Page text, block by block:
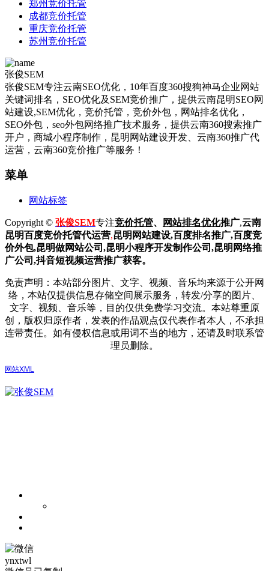
郑州竞价托管
成都竞价托管
重庆竞价托管
苏州竞价托管
张俊SEM
张俊SEM专注云南SEO优化，10年百度360搜狗神马企业网站
关键词排名，SEO优化及SEM竞价推广，提供云南昆明SEO网
站建设,SEM优化，竞价托管，竞价外包，网站排名优化，
SEO外包，seo外包网络推广技术服务，提供云南360搜索推广
开户，商城小程序制作，昆明网站建设开发、云南360推广代
运营，云南360竞价推广等服务！
菜单
网站标签
Copyright © 张俊SEM专注竞价托管、 网站排名优化推广,云南
昆明百度竞价托管代运营,昆明网站建设,百度排名推广,百度竞
价外包,昆明做网站公司,昆明小程序开发制作公司,昆明网络推
广公司,抖音短视频运营推广获客。
免责声明：本站部分图片、文字、视频、音乐均来源于公开网
络，本站仅提供信息存储空间展示服务，转发/分享的图片、
文字、视频、音乐等，目的仅供免费学习交流。本站尊重原
创，版权归原作者，发表的作品观点仅代表作者本人，不承担
连带责任。如有侵权信息或用词不当的地方，还请及时联系管
理员删除。
网站XML
ynxtwl